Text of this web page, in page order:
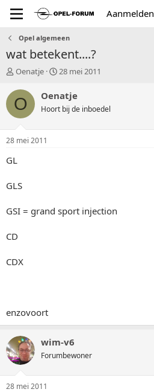
Aanmelden
Opel algemeen
wat betekent....?
T
p
i
a
r
Oenatje
S
a
t
28 mei 2011
O Oenatje
Hoort bij de inboedel
28 mei 2011
GL
GLS
GSI = grand sport injection
CD
CDX
enzovoort
wim-v6
Forumbewoner
28 mei 2011